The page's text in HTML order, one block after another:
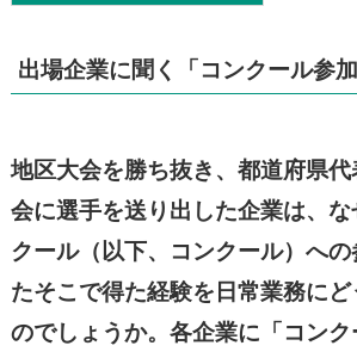
出場企業に聞く「コンクール参加
地区大会を勝ち抜き、都道府県
会に選手を送り出した企業は、
クール（以下、コンクール）への
たそこで得た経験を日常業務に
のでしょうか。各企業に「コン